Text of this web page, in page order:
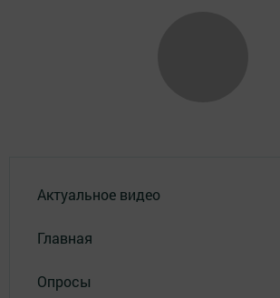
Актуальное видео
Главная
Опросы